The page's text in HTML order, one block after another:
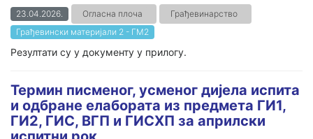
23.04.2026. Огласна плоча
Грађевинарство
Грађевински материјали 2 - ГМ2
Резултати су у документу у прилогу.
Термин писменог, усменог дијела испита
и одбране елабората из предмета ГИ1,
ГИ2, ГИС, ВГП и ГИСХП за априлски